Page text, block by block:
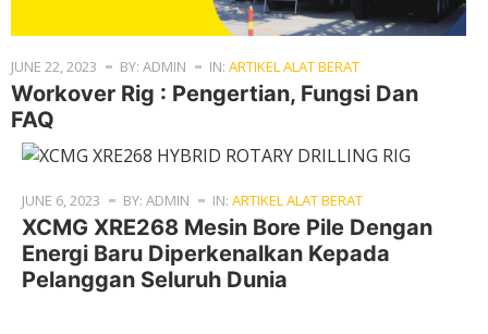
JUNE 22, 2023 BY: ADMIN IN: ARTIKEL ALAT BERAT
Workover Rig : Pengertian, Fungsi Dan
FAQ
JUNE 6, 2023 BY: ADMIN IN: ARTIKEL ALAT BERAT
XCMG XRE268 Mesin Bore Pile Dengan
Energi Baru Diperkenalkan Kepada
Pelanggan Seluruh Dunia